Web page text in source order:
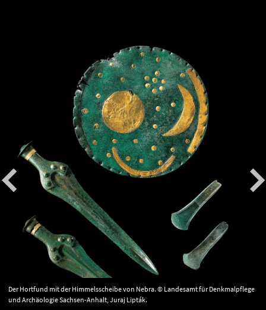
Der Hortfund mit der Himmelsscheibe von Nebra. © Landesamt für Denkmalpflege
und Archäologie Sachsen-Anhalt, Juraj Lipták.